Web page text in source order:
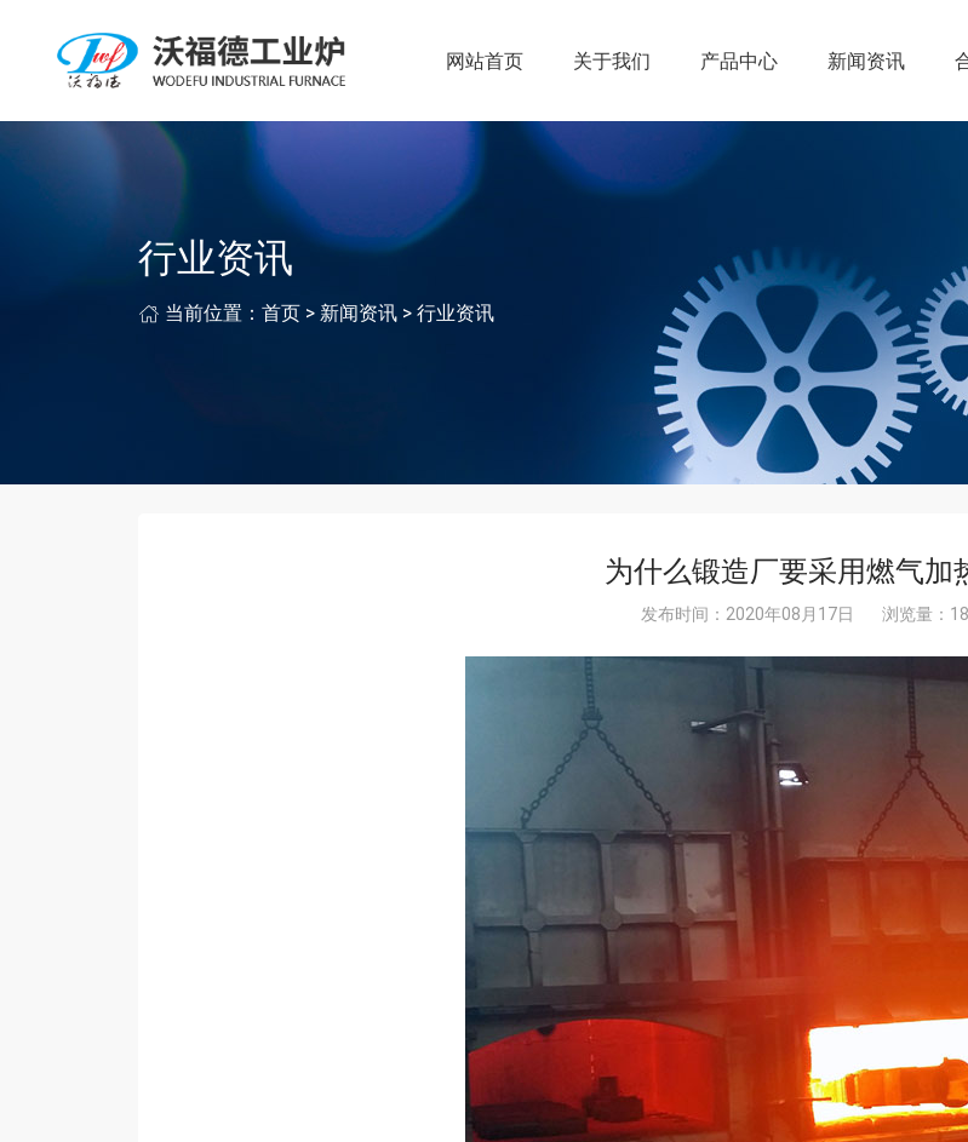
网站首页 关于我们 产品中心 新闻资讯
行业资讯
当前位置： 首页 > 新闻资讯 > 行业资讯
为什么锻造厂要采用燃气加
发布时间：2020年08月17日 浏览量：